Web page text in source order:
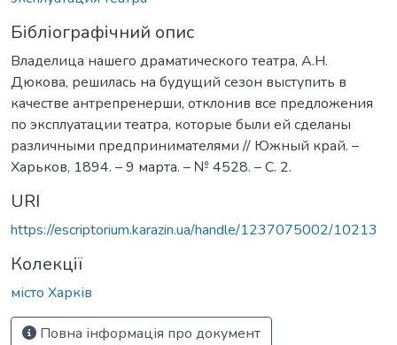
Бібліографічний опис
Владелица нашего драматического театра, А.Н.
Дюкова, решилась на будущий сезон выступить в
качестве антрепренерши, отклонив все предложения
по эксплуатации театра, которые были ей сделаны
различными предпринимателями // Южный край. –
Харьков, 1894. – 9 марта. – № 4528. – С. 2.
URI
https://escriptorium.karazin.ua/handle/1237075002/10213
Колекції
місто Харків
Повна інформація про документ